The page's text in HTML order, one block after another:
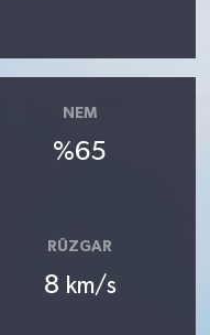
NEM
%65
RÜZGAR
8 km/s